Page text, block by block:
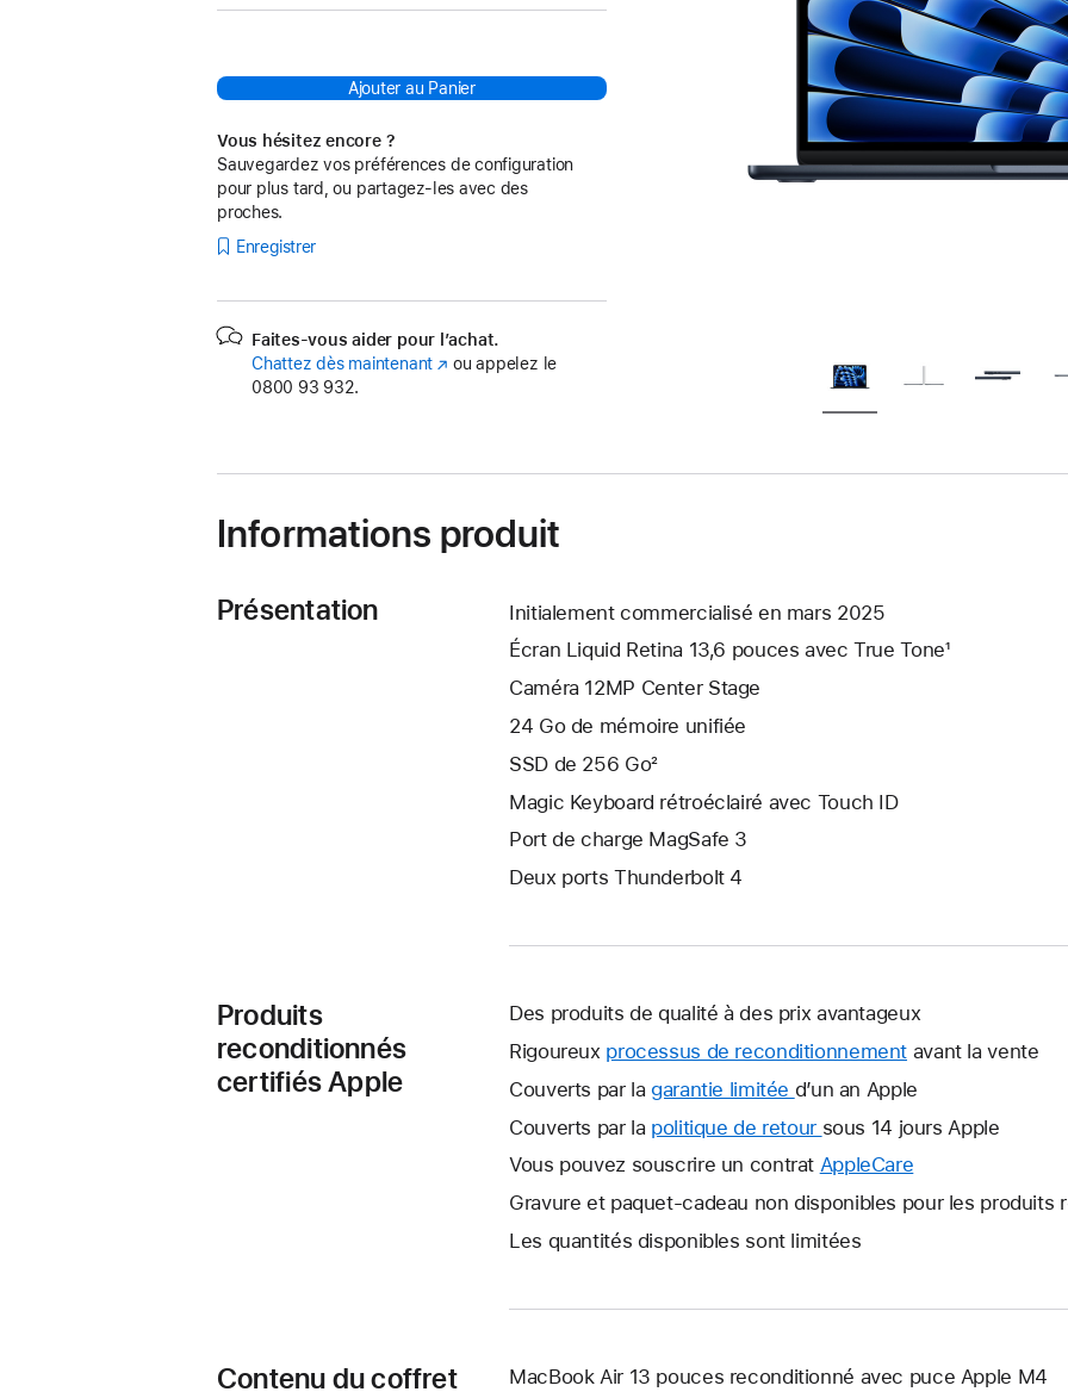
Ajouter au Panier
Vous hésitez encore ?
Sauvegardez vos préférences de configuration
pour plus tard, ou partagez-les avec des
proches.
Enregistrer
Faites-vous aider pour l’achat.
Chattez dès maintenant (s’ouvre
ou appelez le
0800 93 932.
Informations produit
Présentation
Initialement commercialisé en mars 2025
Écran Liquid Retina 13,6 pouces avec True Tone¹
Caméra 12MP Center Stage
24 Go de mémoire unifiée
SSD de 256 Go²
Magic Keyboard rétroéclairé avec Touch ID
Port de charge MagSafe 3
Deux ports Thunderbolt 4
Produits
reconditionnés
certifiés Apple
Des produits de qualité à des prix avantageux
Rigoureux processus de reconditionnement avant la vente
Couverts par la garantie limitée Une
nouvelle
s’ouvre.
d’un an Apple
Couverts par la politique de retour Une
nouvelle
s’ouvre.
sous 14 jours Apple
Vous pouvez souscrire un contrat AppleCare
nouvelle
Gravure et paquet-cadeau non disponibles pour les produits
Les quantités disponibles sont limitées
Contenu du coffret
MacBook Air 13 pouces reconditionné avec puce Apple M4